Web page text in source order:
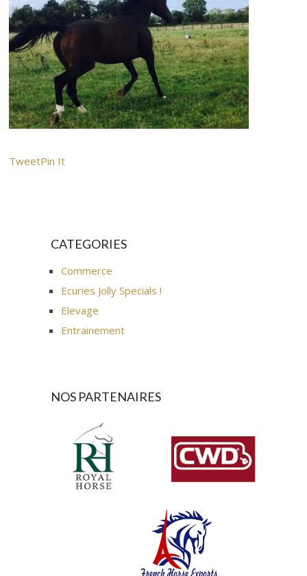
TweetPin It
CATEGORIES
Commerce
Ecuries Jolly Specials !
Elevage
Entrainement
NOS PARTENAIRES